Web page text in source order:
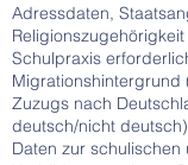
Adressdaten,
Schulpraxis
Zuzugs nach
deutsch/nicht
Daten zur